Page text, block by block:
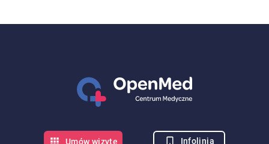
Umów wizytę Infolinia